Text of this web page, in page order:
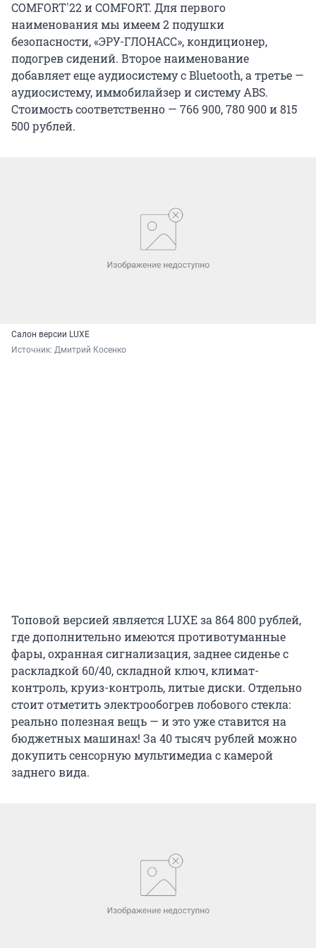
COMFORT'22 и COMFORT. Для первого
наименования мы имеем 2 подушки
безопасности, «ЭРУ-ГЛОНАСС», кондиционер,
подогрев сидений. Второе наименование
добавляет еще аудиосистему с Bluetooth, а третье —
аудиосистему, иммобилайзер и систему ABS.
Стоимость соответственно — 766 900, 780 900 и 815
500 рублей.
Салон версии LUXE
Источник: Дмитрий Косенко
Топовой версией является LUXE за 864 800 рублей,
где дополнительно имеются противотуманные
фары, охранная сигнализация, заднее сиденье с
раскладкой 60/40, складной ключ, климат-
контроль, круиз-контроль, литые диски. Отдельно
стоит отметить электрообогрев лобового стекла:
реально полезная вещь — и это уже ставится на
бюджетных машинах! За 40 тысяч рублей можно
докупить сенсорную мультимедиа с камерой
заднего вида.